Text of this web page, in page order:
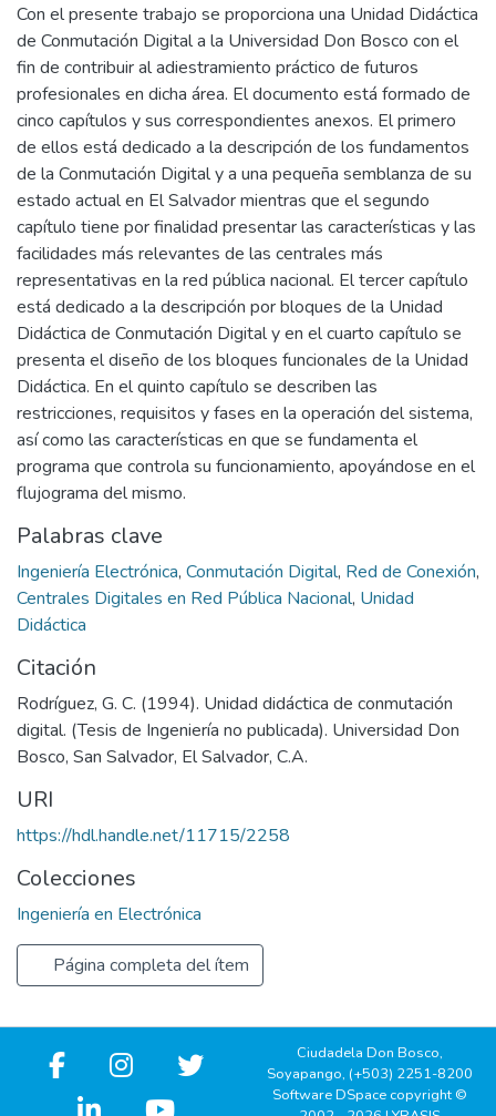
Con el presente trabajo se proporciona una Unidad Didáctica
de Conmutación Digital a la Universidad Don Bosco con el
fin de contribuir al adiestramiento práctico de futuros
profesionales en dicha área. El documento está formado de
cinco capítulos y sus correspondientes anexos. El primero
de ellos está dedicado a la descripción de los fundamentos
de la Conmutación Digital y a una pequeña semblanza de su
estado actual en El Salvador mientras que el segundo
capítulo tiene por finalidad presentar las características y las
facilidades más relevantes de las centrales más
representativas en la red pública nacional. El tercer capítulo
está dedicado a la descripción por bloques de la Unidad
Didáctica de Conmutación Digital y en el cuarto capítulo se
presenta el diseño de los bloques funcionales de la Unidad
Didáctica. En el quinto capítulo se describen las
restricciones, requisitos y fases en la operación del sistema,
así como las características en que se fundamenta el
programa que controla su funcionamiento, apoyándose en el
flujograma del mismo.
Palabras clave
Ingeniería Electrónica, Conmutación Digital, Red de Conexión,
Centrales Digitales en Red Pública Nacional, Unidad
Didáctica
Citación
Rodríguez, G. C. (1994). Unidad didáctica de conmutación
digital. (Tesis de Ingeniería no publicada). Universidad Don
Bosco, San Salvador, El Salvador, C.A.
URI
https://hdl.handle.net/11715/2258
Colecciones
Ingeniería en Electrónica
Página completa del ítem
Ciudadela Don Bosco,
Soyapango, (+503) 2251-8200
Software DSpace copyright ©